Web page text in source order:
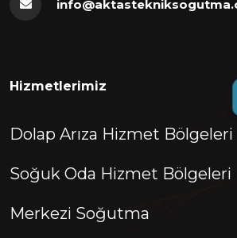
Hizmetlerimiz
Dolap Arıza Hizmet Bölgeleri
Soğuk Oda Hizmet Bölgeleri
Merkezi Soğutma